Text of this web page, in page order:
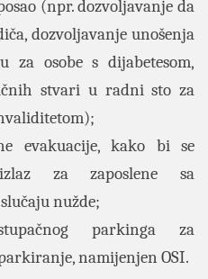
(npr. dozvoljavanje da
dozvoljavanje unošenja
za osobe s dijabetesom,
stvari u radni sto za
evakuacije, kako bi se
za zaposlene sa
nužde;
parkinga za
namijenjen OSI.